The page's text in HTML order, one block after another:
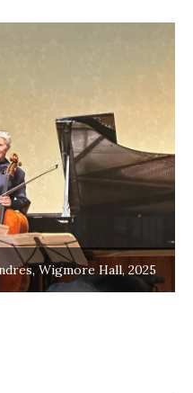
Wigmore Hall, 2025